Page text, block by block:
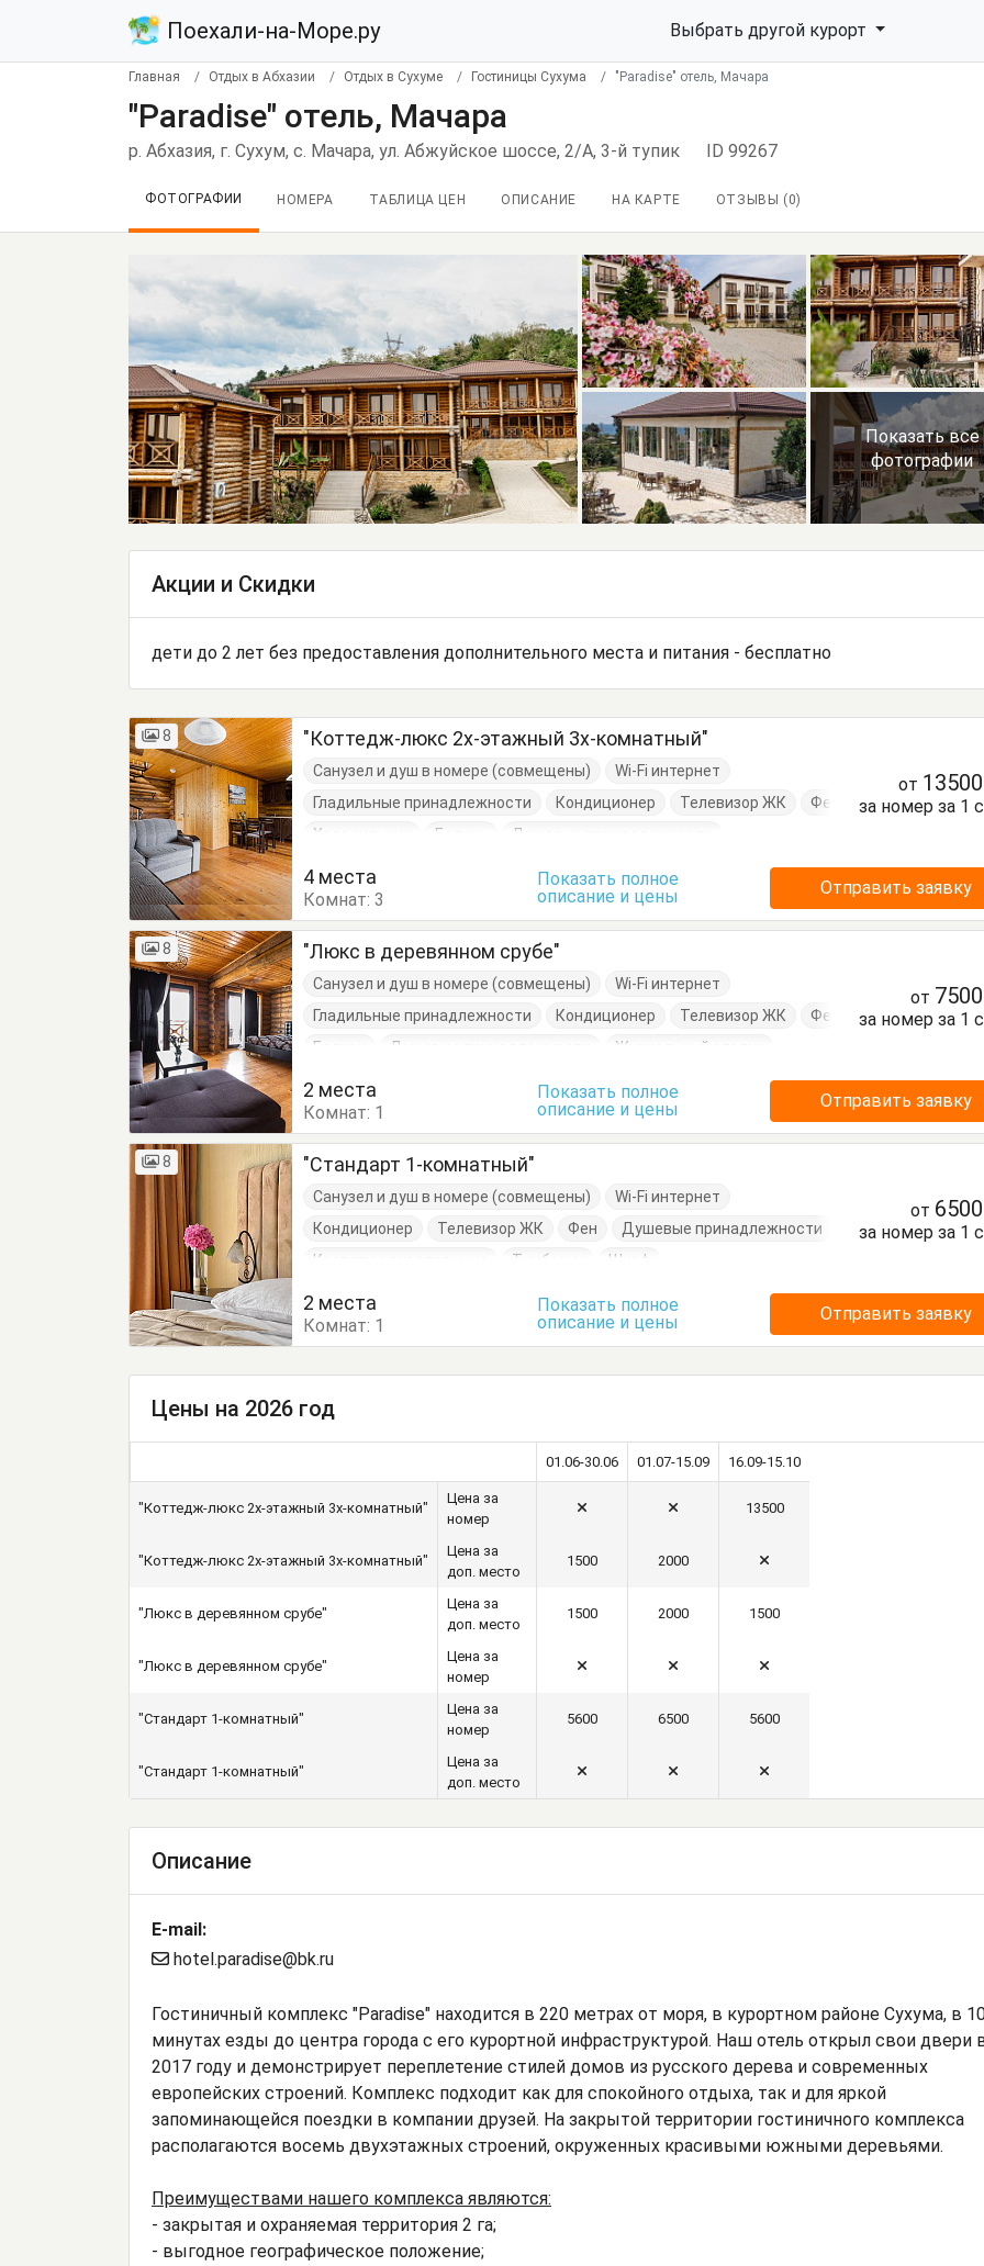
Поехали-на-Море.ру Выбрать другой курорт
Главная Отдых в Абхазии Отдых в Сухуме Гостиницы Сухума "Paradise" отель, Мачара
"Paradise" отель, Мачара
р. Абхазия, г. Сухум, с. Мачара, ул. Абжуйское шоссе, 2/А, 3-й тупик ID 99267
ФОТОГРАФИИ НОМЕРА ТАБЛИЦА ЦЕН ОПИСАНИЕ НА КАРТЕ ОТЗЫВЫ ( 0)
Показать все
фотографии
Акции и Скидки
дети до 2 лет без предоставления дополнительного места и питания - бесплатно
8 "Коттедж-люкс 2х-этажный 3х-комнатный"
Санузел и душ в номере (совмещены)
Wi-Fi интернет
Гладильные принадлежности
Кондиционер Телевизор ЖК
Фен
Холодильник
Балкон
Душевые принадлежности
от 13500
за номер за 1
4 места
Комнат:3
Показать полное
описание и цены
Отправить заявку
8 "Люкс в деревянном срубе"
Санузел и душ в номере (совмещены)
Wi-Fi интернет
Гладильные принадлежности
Кондиционер Телевизор ЖК
Фен
Балкон
Душевые принадлежности
Журнальный столик
от 7500
за номер за 1
2 места
Комнат: 1
Показать полное
описание и цены
Отправить заявку
8 "Стандарт 1-комнатный"
Санузел и душ в номере (совмещены)
Wi-Fi интернет
Кондиционер
Телевизор ЖК Фен
Душевые принадлежности
Кровати односпальные
Тумбочки Шкаф
от 6500
за номер за 1
2 места
Комнат: 1
Показать полное
описание и цены
Отправить заявку
Цены на 2026 год
01.06-30.06 01.07-15.09 16.09-15.10
"Коттедж-люкс 2х-этажный 3х-комнатный"
Цена за
номер
13500
"Коттедж-люкс 2х-этажный 3х-комнатный"
Цена за
доп. место
1500 2000
"Люкс в деревянном срубе"
Цена за
доп. место
1500 2000 1500
"Люкс в деревянном срубе"
Цена за
номер
"Стандарт 1-комнатный"
Цена за
номер
5600 6500 5600
"Стандарт 1-комнатный"
Цена за
доп. место
Описание
E-mail:
hotel.paradise@bk.ru
Гостиничный комплекс "Paradise" находится в 220 метрах от моря, в курортном районе Сухума, в
минутах езды до центра города с его курортной инфраструктурой. Наш отель открыл свои двери
2017 году и демонстрирует переплетение стилей домов из русского дерева и современных
европейских строений. Комплекс подходит как для спокойного отдыха, так и для яркой
запоминающейся поездки в компании друзей. На закрытой территории гостиничного комплекса
располагаются восемь двухэтажных строений, окруженных красивыми южными деревьями.
Преимуществами нашего комплекса являются:
- закрытая и охраняемая территория 2 га;
- выгодное географическое положение;